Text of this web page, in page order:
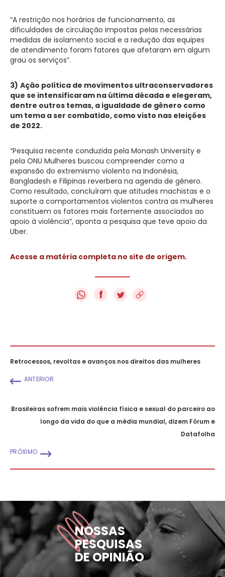
“A restrição nos horários de funcionamento, as
dificuldades de circulação impostas pelas necessárias
medidas de isolamento social e a redução das equipes
de atendimento foram fatores que afetaram em algum
grau os serviços”.
3) Ação política de movimentos ultraconservadores
que se intensificaram na última década e elegeram,
dentre outros temas, a igualdade de gênero como
um tema a ser combatido, como visto nas eleições
de 2022.
“Pesquisa recente conduzida pela Monash University e
pela ONU Mulheres buscou compreender como a
expansão do extremismo violento na Indonésia,
Bangladesh e Filipinas reverbera na agenda de gênero.
Como resultado, concluíram que atitudes machistas e o
suporte a comportamentos violentos contra as mulheres
constituem os fatores mais fortemente associados ao
apoio à violência”, aponta a pesquisa que teve apoio da
Uber.
Acesse a matéria completa no site de origem.
f
Retrocessos, revoltas e avanços nos direitos das mulheres
ANTERIOR
Brasileiras sofrem mais violência física e sexual do parceiro ao
longo da vida do que a média mundial, dizem Fórum e
Datafolha
PRÓXIMO
NOSSAS
PESQUISAS
DE OPINIÃO